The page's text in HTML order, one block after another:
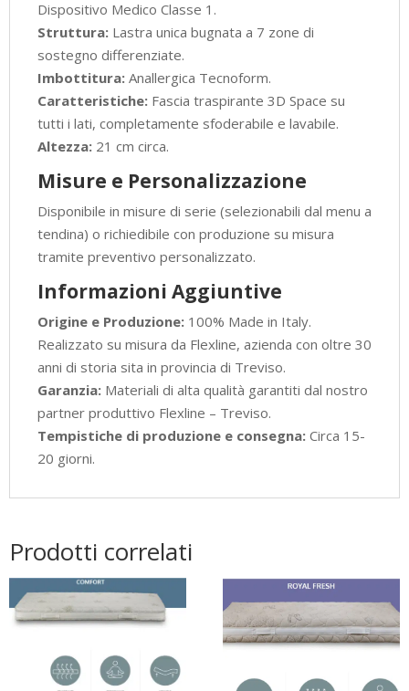
Dispositivo Medico Classe 1.
Struttura: Lastra unica bugnata a 7 zone di
sostegno differenziate.
Imbottitura: Anallergica Tecnoform.
Caratteristiche: Fascia traspirante 3D Space su
tutti i lati, completamente sfoderabile e lavabile.
Altezza: 21 cm circa.
Misure e Personalizzazione
Disponibile in misure di serie (selezionabili dal menu a
tendina) o richiedibile con produzione su misura
tramite preventivo personalizzato.
Informazioni Aggiuntive
Origine e Produzione: 100% Made in Italy.
Realizzato su misura da Flexline, azienda con oltre 30
anni di storia sita in provincia di Treviso.
Garanzia: Materiali di alta qualità garantiti dal nostro
partner produttivo Flexline – Treviso.
Tempistiche di produzione e consegna: Circa 15-
20 giorni.
Prodotti correlati